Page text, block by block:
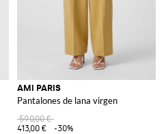
AMI PARIS
Pantalones de lana virgen
590,00 €
413,00 €
-30%